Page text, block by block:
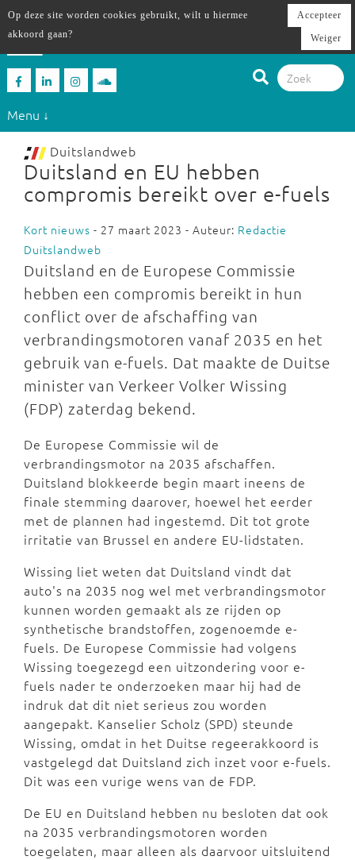
Menu ↓
Duitslandweb
Duitsland en EU hebben
compromis bereikt over e-fuels
Kort nieuws - 27 maart 2023 - Auteur: Redactie
Duitslandweb
Duitsland en de Europese Commissie
hebben een compromis bereikt in hun
conflict over de afschaffing van
verbrandingsmotoren vanaf 2035 en het
gebruik van e-fuels. Dat maakte de Duitse
minister van Verkeer Volker Wissing
(FDP) zaterdag bekend.
De Europese Commissie wil de
verbrandingsmotor na 2035 afschaffen.
Duitsland blokkeerde begin maart ineens de
finale stemming daarover, hoewel het eerder
met de plannen had ingestemd. Dit tot grote
irritatie van Brussel en andere EU-lidstaten.
Wissing liet weten dat Duitsland vindt dat
auto's na 2035 nog wel met verbrandingsmotor
kunnen worden gemaakt als ze rijden op
synthetische brandstoffen, zogenoemde e-
fuels. De Europese Commissie had volgens
Wissing toegezegd een uitzondering voor e-
fuels nader te onderzoeken maar hij had de
indruk dat dit niet serieus zou worden
aangepakt. Kanselier Scholz (SPD) steunde
Wissing, omdat in het Duitse regeerakkoord is
vastgelegd dat Duitsland zich inzet voor e-fuels.
Dit was een vurige wens van de FDP.
De EU en Duitsland hebben nu besloten dat ook
na 2035 verbrandingsmotoren worden
toegelaten, maar alleen als daarvoor uitsluitend
Op deze site worden cookies gebruikt, wilt u hiermee
akkoord gaan?
Accepteer
Weiger